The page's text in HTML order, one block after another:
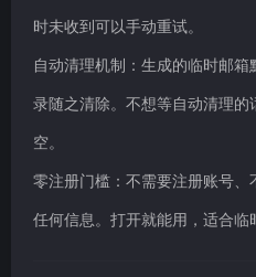
时未收到可以手动重试。
自动清理机制：生成的临时邮
录随之清除。不想等自动清理
空。
零注册门槛：不需要注册账号
任何信息。打开就能用，适合临